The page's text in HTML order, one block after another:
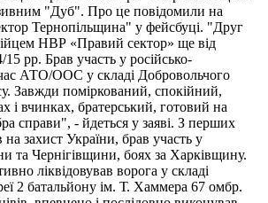
"Дуб". Про це повідомили на
Тернопільщина" у фейсбуці. "Друг
НВР «Правий сектор» ще від
15 рр. Брав участь у російсько-
час АТО/ООС у складі Добровольчого
Завжди поміркований, спокійний,
і вчинках, братерський, готовий на
справи", - йдеться у заяві. З перших
захист України, брав участь у
та Чернігівщини, боях за Харківщину.
ліквідовував ворога у складі
2 батальйону ім. Т. Хаммера 67 омбр.